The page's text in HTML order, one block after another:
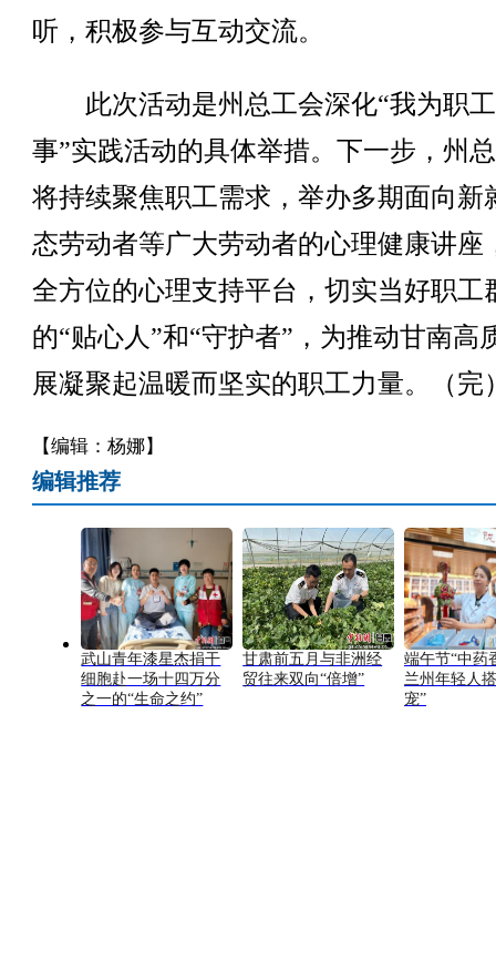
听，积极参与互动交流。
此次活动是州总工会深化“我为职
事”实践活动的具体举措。下一步，州
将持续聚焦职工需求，举办多期面向新
态劳动者等广大劳动者的心理健康讲座
全方位的心理支持平台，切实当好职工
的“贴心人”和“守护者”，为推动甘南高
展凝聚起温暖而坚实的职工力量。（完
【编辑：杨娜】
编辑推荐
武山青年漆星杰捐干
细胞赴一场十四万分
之一的“生命之约”
甘肃前五月与非洲经
贸往来双向“倍增”
端午节“中药
兰州年轻人
宠”